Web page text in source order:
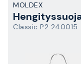
MOLDEX
Classic P2 240015